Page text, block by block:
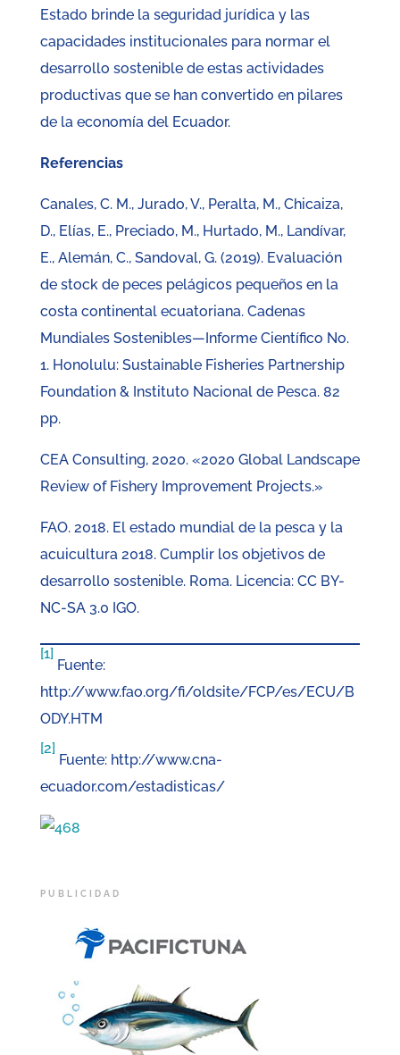
Estado brinde la seguridad jurídica y las
capacidades institucionales para normar el
desarrollo sostenible de estas actividades
productivas que se han convertido en pilares
de la economía del Ecuador.
Referencias
Canales, C. M., Jurado, V., Peralta, M., Chicaiza,
D., Elías, E., Preciado, M., Hurtado, M., Landívar,
E., Alemán, C., Sandoval, G. (2019). Evaluación
de stock de peces pelágicos pequeños en la
costa continental ecuatoriana. Cadenas
Mundiales Sostenibles—Informe Científico No.
1. Honolulu: Sustainable Fisheries Partnership
Foundation & Instituto Nacional de Pesca. 82
pp.
CEA Consulting, 2020. «2020 Global Landscape
Review of Fishery Improvement Projects.»
FAO. 2018. El estado mundial de la pesca y la
acuicultura 2018. Cumplir los objetivos de
desarrollo sostenible. Roma. Licencia: CC BY-
NC-SA 3.0 IGO.
[1]
Fuente:
http://www.fao.org/fi/oldsite/FCP/es/ECU/B
ODY.HTM
[2]
Fuente: http://www.cna-
ecuador.com/estadisticas/